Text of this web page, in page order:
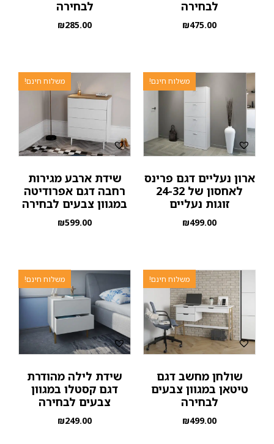
לבחירה
₪475.00
לבחירה
₪285.00
משלוח חינם!
ארון נעליים דגם פרינס
לאחסון של 24-32
זוגות נעליים
₪499.00
משלוח חינם!
שידת ארבע מגירות
רחבה דגם אפרודיטה
במגוון צבעים לבחירה
₪599.00
משלוח חינם!
שולחן מחשב דגם
טיטאן במגוון צבעים
לבחירה
₪499.00
משלוח חינם!
שידת לילה מהודרת
דגם קסטלו במגוון
צבעים לבחירה
₪249.00